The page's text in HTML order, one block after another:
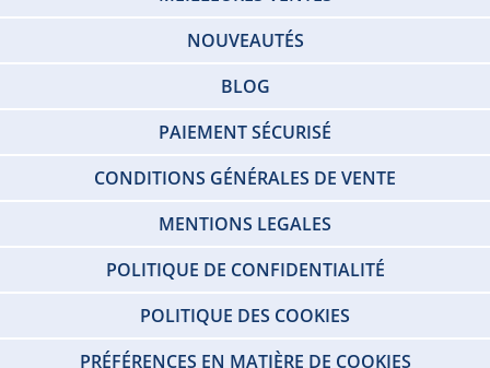
NOUVEAUTÉS
BLOG
PAIEMENT SÉCURISÉ
CONDITIONS GÉNÉRALES DE VENTE
MENTIONS LEGALES
POLITIQUE DE CONFIDENTIALITÉ
POLITIQUE DES COOKIES
PRÉFÉRENCES EN MATIÈRE DE COOKIES